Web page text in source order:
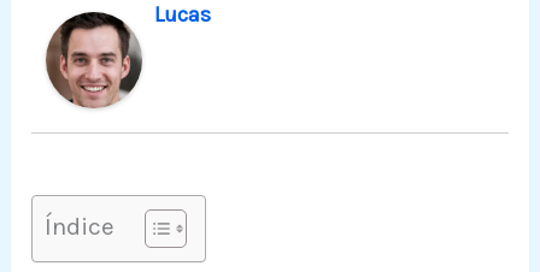
Lucas
Índice